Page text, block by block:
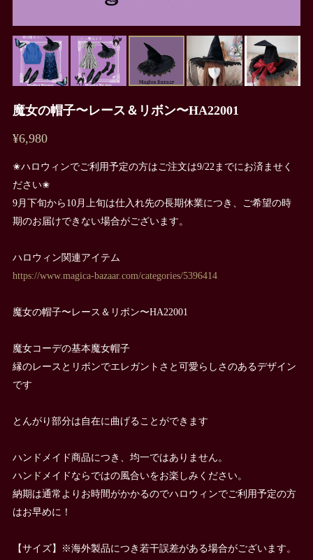
魔女の帽子〜レース＆リボン〜HA22001
¥6,980
✬ハロウィンでご利用予定の方はご注文は9/22までにお済ませく
ださい✬
9月下旬から10月上旬は仕入れ先の長期休業につき、ご希望の時
期のお届けできない場合がございます。
ハロウィン関連アイテム
https://www.magica-bazaar.com/categories/5396414
魔女の帽子〜レース＆リボン〜HA22001
魔女コーデの基本魔女帽子
縁のレースとリボンでエレガントさと可愛らしさのあるデザイン
です
とんがり部分は自在に曲げることができます
ハンドメイド商品につき、均一ではありません。
ハンドメイドならではの風合いをお楽しみください。
納期は通常よりお時間がかかるのでハロウィンでご利用予定の方
はお早めに！
【サイズ】※海外製品につき若干誤差がある場合がございます。